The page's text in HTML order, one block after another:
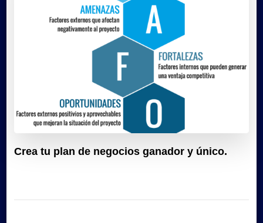
Crea tu plan de negocios ganador y único.